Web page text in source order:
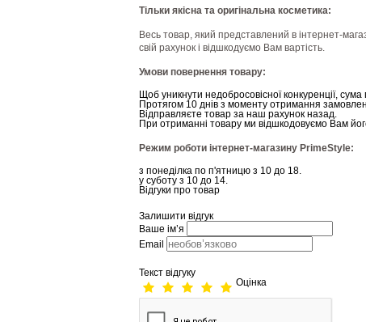
Тільки якісна та оригінальна косметика:
Весь товар, який представлений в інтернет-
свій рахунок і відшкодуємо Вам вартість.
Умови повернення товару:
Щоб уникнути недобросовісної конкуренції,
Протягом 10 днів з моменту отримання
Відправляєте товар за наш рахунок назад.
При отриманні товару ми відшкодовуємо Вам
Режим роботи інтернет-магазину PrimeStyle:
з понеділка по п'ятницю з 10 до 18.
у суботу з 10 до 14.
Відгуки про товар
Залишити відгук
Ваше ім’я
Email
Текст відгуку
Оцінка